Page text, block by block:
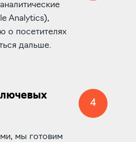
Analytics),
посетителях
дальше.
мы готовим
4